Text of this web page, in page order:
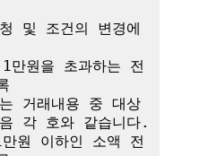
및 조건의 변경에
만원을 초과하는 전
거래내용 중 대상
각 호와 같습니다.
원 이하인 소액 전